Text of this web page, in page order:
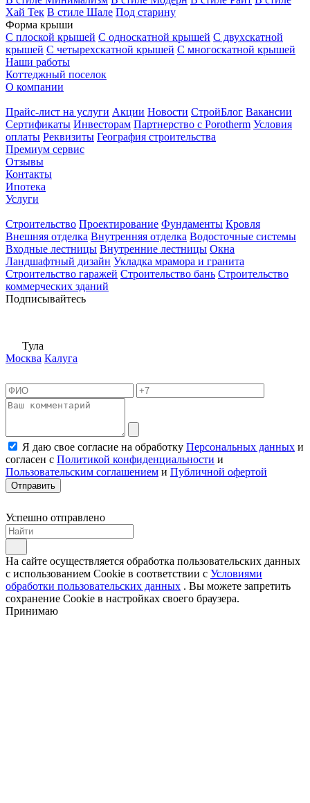
Хай Тек В стиле Шале Под старину
Форма крыши
С плоской крышей С односкатной крышей С двухскатной
крышей С четырехскатной крышей С многоскатной крышей
Наши работы
Коттеджный поселок
О компании
Прайс-лист на услуги Акции Новости СтройБлог Вакансии
Сертификаты Инвесторам Партнерство с Porotherm Условия
оплаты Реквизиты География строительства
Премиум сервис
Отзывы
Контакты
Ипотека
Услуги
Строительство Проектирование Фундаменты Кровля
Внешняя отделка Внутренняя отделка Водосточные системы
Входные лестницы Внутренние лестницы Окна
Ландшафтный дизайн Укладка мрамора и гранита
Строительство гаражей Строительство бань Строительство
коммерческих зданий
Подписывайтесь
Тула
Москва Калуга
Я даю свое согласие на обработку Персональных данных и
согласен с Политикой конфиденциальности и
Пользовательским соглашением и Публичной офертой
Отправить
Успешно отправлено
На сайте осуществляется обработка пользовательских данных
с использованием Cookie в соответствии с Условиями
обработки пользовательских данных . Вы можете запретить
сохранение Cookie в настройках своего браузера.
Принимаю